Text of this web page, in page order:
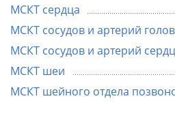
МСКТ сердца
МСКТ сосудов и артерий
МСКТ сосудов и артерий
МСКТ шеи
МСКТ шейного отдела